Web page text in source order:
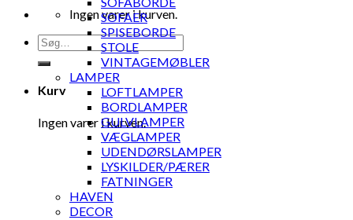
Ingen varer i kurven.
Søg
efter:
Kurv
Ingen varer i kurven.
SOFAER
SPISEBORDE
STOLE
VINTAGEMØBLER
LAMPER
LOFTLAMPER
BORDLAMPER
GULVLAMPER
VÆGLAMPER
UDENDØRSLAMPER
LYSKILDER/PÆRER
FATNINGER
HAVEN
DECOR